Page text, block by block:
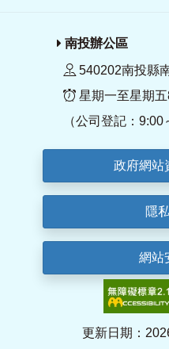
南投辦公區
540202南投縣
星期一至星期
（公司登記：
政府網站
隱
網站
更新日期：